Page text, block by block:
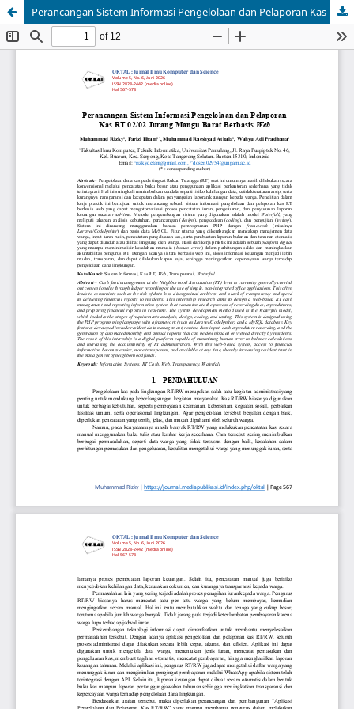
Perancangan Sistem Informasi Pengelolaan dan Pelaporan Kas RT 02/02 Jurang Mangu Barat Berbasis Web